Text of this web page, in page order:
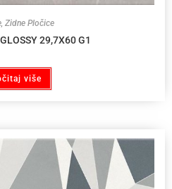
, Zidne Pločice
29,7X60 G1
više